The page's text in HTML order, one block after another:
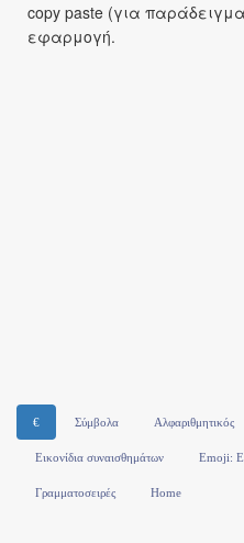
copy paste (για
εφαρμογή.
€ Σύμβολα Αλφαριθμητικός
Εικονίδια συναισθημάτων Emoji:
Γραμματοσειρές Home